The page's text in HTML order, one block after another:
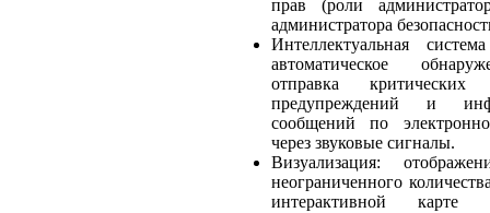
прав (роли
администратора
Интеллектуальная
автоматическое
отправка критических
предупреждений и
сообщений по
через звуковые сигналы.
Визуализация:
неограниченного
интерактивной карте